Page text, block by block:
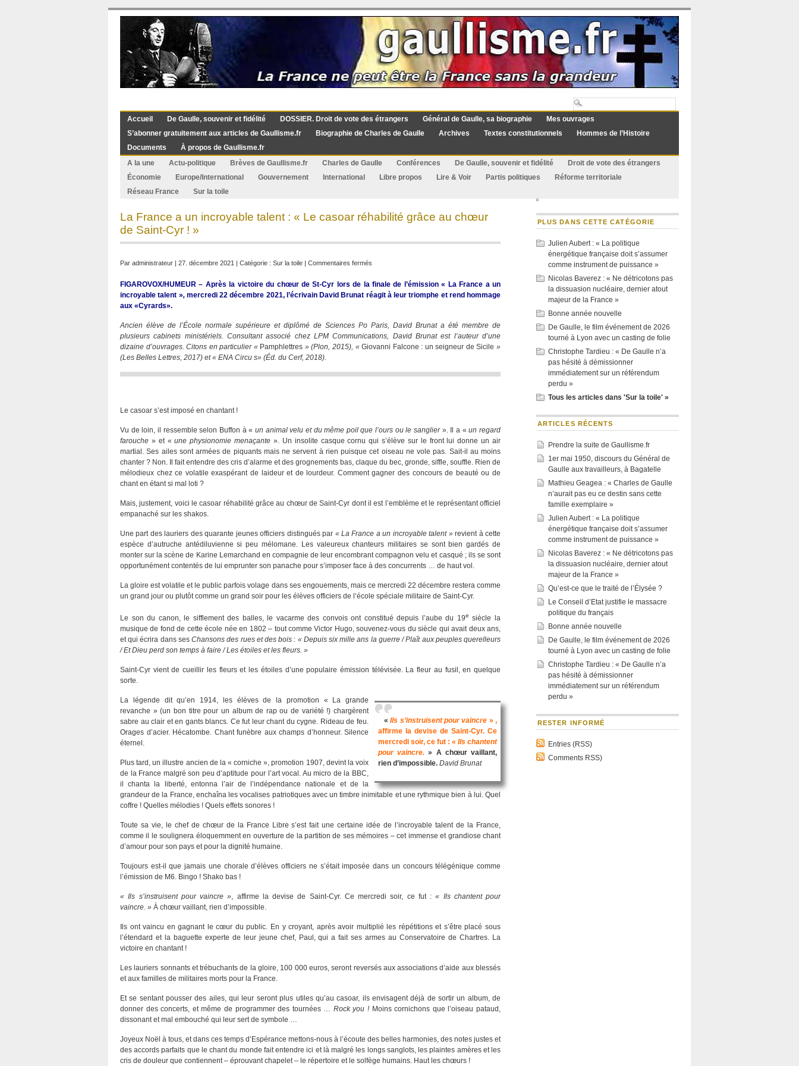
Accueil De Gaulle, souvenir et fidélité DOSSIER. Droit de vote des étrangers Général de Gaulle, sa biographie
Mes ouvrages
S’abonner gratuitement aux articles de Gaullisme.fr
Biographie de Charles de Gaulle Archives Textes constitutionnels
Hommes de l’Histoire
Documents
À propos de Gaullisme.fr
A la une
Actu-politique Brèves de Gaullisme.fr Charles de Gaulle Conférences De Gaulle, souvenir et fidélité
Droit de vote des étrangers
Économie
Europe/International Gouvernement International Libre propos Lire & Voir Partis politiques
Réforme territoriale
Réseau France
Sur la toile
La France a un incroyable talent : « Le casoar réhabilité grâce au chœur
de Saint-Cyr ! »
Par administrateur | 27. décembre 2021 | Catégorie : Sur la toile | Commentaires fermés
France
a
talent
:
«
Saint-
Cyr
!
»
FIGAROVOX/HUMEUR – Après la victoire du chœur de St-Cyr lors de la finale de l’émission « La France a un
incroyable talent », mercredi 22 décembre 2021, l’écrivain David Brunat réagit à leur triomphe et rend hommage
aux «Cyrards».
Ancien élève de l’École normale supérieure et diplômé de Sciences Po Paris, David Brunat a été membre de
plusieurs cabinets ministériels. Consultant associé chez LPM Communications, David Brunat est l’auteur d’une
dizaine d’ouvrages. Citons en particulier « Pamphlettres » (Plon, 2015), «Giovanni Falcone : un seigneur de Sicile»
(Les Belles Lettres, 2017) et « ENA Circu s» (Éd. du Cerf, 2018).
Le casoar s’est imposé en chantant !
Vu de loin, il ressemble selon Buffon à « un animal velu et du même poil que l’ours ou le sanglier». Il a «un regard
farouche » et «une physionomie menaçante ». Un insolite casque cornu qui s’élève sur le front lui donne un air
martial. Ses ailes sont armées de piquants mais ne servent à rien puisque cet oiseau ne vole pas. Sait-il au moins
chanter ? Non. Il fait entendre des cris d’alarme et des grognements bas, claque du bec, gronde, siffle, souffle. Rien de
mélodieux chez ce volatile exaspérant de laideur et de lourdeur. Comment gagner des concours de beauté ou de
chant en étant si mal loti ?
Mais, justement, voici le casoar réhabilité grâce au chœur de Saint-Cyr dont il est l’emblème et le représentant officiel
empanaché sur les shakos.
Une part des lauriers des quarante jeunes officiers distingués par « La France a un incroyable talent »revient à cette
espèce d’autruche antédiluvienne si peu mélomane. Les valeureux chanteurs militaires se sont bien gardés de
monter sur la scène de Karine Lemarchand en compagnie de leur encombrant compagnon velu et casqué ; ils se sont
opportunément contentés de lui emprunter son panache pour s’imposer face à des concurrents … de haut vol.
La gloire est volatile et le public parfois volage dans ses engouements, mais ce mercredi 22 décembre restera comme
un grand jour ou plutôt comme un grand soir pour les élèves officiers de l’école spéciale militaire de Saint-Cyr.
Le son du canon, le sifflement des balles, le vacarme des convois ont constitué depuis l’aube du 19e siècle la
musique de fond de cette école née en 1802 – tout comme Victor Hugo, souvenez-vous du siècle qui avait deux ans,
et qui écrira dans sesChansons des rues et des bois : « Depuis six mille ans la guerre / Plaît aux peuples querelleurs
/ Et Dieu perd son temps à faire / Les étoiles et les fleurs. »
Saint-Cyr vient de cueillir les fleurs et les étoiles d’une populaire émission télévisée. La fleur au fusil, en quelque
sorte.
«Ils s’instruisent pour vaincre » ,
affirme la devise de Saint-Cyr. Ce
mercredi soir, ce fut : « Ils chantent
pour vaincre. » A chœur vaillant,
rien d’impossible. David Brunat
La légende dit qu’en 1914, les élèves de la promotion « La grande
revanche » (un bon titre pour un album de rap ou de variété !) chargèrent
sabre au clair et en gants blancs. Ce fut leur chant du cygne. Rideau de feu.
Orages d’acier. Hécatombe. Chant funèbre aux champs d’honneur. Silence
éternel.
Plus tard, un illustre ancien de la « corniche », promotion 1907, devint la voix
de la France malgré son peu d’aptitude pour l’art vocal. Au micro de la BBC,
il chanta la liberté, entonna l’air de l’indépendance nationale et de la
grandeur de la France, enchaîna les vocalises patriotiques avec un timbre inimitable et une rythmique bien à lui. Quel
coffre ! Quelles mélodies ! Quels effets sonores !
Toute sa vie, le chef de chœur de la France Libre s’est fait une certaine idée de l’incroyable talent de la France,
comme il le soulignera éloquemment en ouverture de la partition de ses mémoires – cet immense et grandiose chant
d’amour pour son pays et pour la dignité humaine.
Toujours est-il que jamais une chorale d’élèves officiers ne s’était imposée dans un concours télégénique comme
l’émission de M6. Bingo ! Shako bas !
« Ils s’instruisent pour vaincre », affirme la devise de Saint-Cyr. Ce mercredi soir, ce fut :« Ils chantent pour
vaincre. » À chœur vaillant, rien d’impossible.
Ils ont vaincu en gagnant le cœur du public. En y croyant, après avoir multiplié les répétitions et s’être placé sous
l’étendard et la baguette experte de leur jeune chef, Paul, qui a fait ses armes au Conservatoire de Chartres. La
victoire en chantant !
Les lauriers sonnants et trébuchants de la gloire, 100 000 euros, seront reversés aux associations d’aide aux blessés
et aux familles de militaires morts pour la France.
Et se sentant pousser des ailes, qui leur seront plus utiles qu’au casoar, ils envisagent déjà de sortir un album, de
donner des concerts, et même de programmer des tournées … Rock you ! Moins cornichons que l’oiseau pataud,
dissonant et mal embouché qui leur sert de symbole …
Joyeux Noël à tous, et dans ces temps d’Espérance mettons-nous à l’écoute des belles harmonies, des notes justes et
des accords parfaits que le chant du monde fait entendre ici et là malgré les longs sanglots, les plaintes amères et les
cris de douleur que contiennent – éprouvant chapelet – le répertoire et le solfège humains. Haut les chœurs !
PLUS DANS CETTE CATÉGORIE
Julien Aubert : « La politique
énergétique française doit s’assumer
comme instrument de puissance »
Nicolas Baverez : « Ne détricotons pas
la dissuasion nucléaire, dernier atout
majeur de la France »
Bonne année nouvelle
De Gaulle, le film événement de 2026
tourné à Lyon avec un casting de folie
Christophe Tardieu : « De Gaulle n’a
pas hésité à démissionner
immédiatement sur un référendum
perdu »
Tous les articles dans 'Sur la toile' »
ARTICLES RÉCENTS
Prendre la suite de Gaullisme.fr
1er mai 1950, discours du Général de
Gaulle aux travailleurs, à Bagatelle
Mathieu Geagea : « Charles de Gaulle
n’aurait pas eu ce destin sans cette
famille exemplaire »
Julien Aubert : « La politique
énergétique française doit s’assumer
comme instrument de puissance »
Nicolas Baverez : « Ne détricotons pas
la dissuasion nucléaire, dernier atout
majeur de la France »
Qu’est-ce que le traité de l’Élysée ?
Le Conseil d’Etat justifie le massacre
politique du français
Bonne année nouvelle
De Gaulle, le film événement de 2026
tourné à Lyon avec un casting de folie
Christophe Tardieu : « De Gaulle n’a
pas hésité à démissionner
immédiatement sur un référendum
perdu »
RESTER INFORMÉ
Entries (RSS)
Comments RSS)